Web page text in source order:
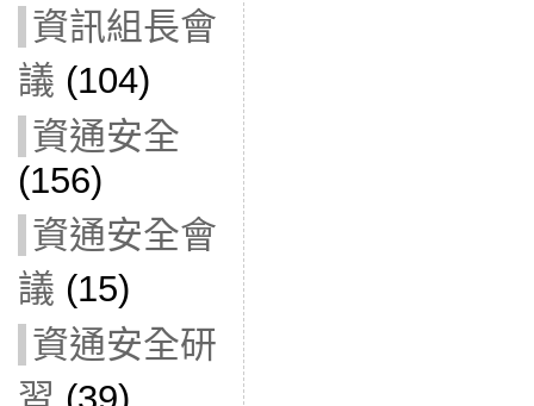
資訊組長會
議 (104)
資通安全
(156)
資通安全會
議 (15)
資通安全研